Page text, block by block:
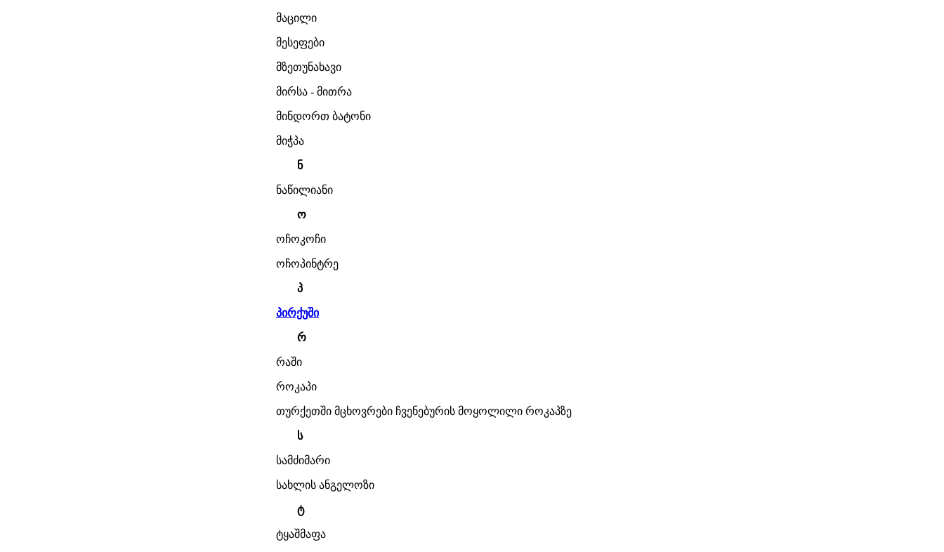
მაცილი
მესეფები
მზეთუნახავი
მირსა - მითრა
მინდორთ ბატონი
მიჭპა
ნ
ნაწილიანი
ო
ოჩოკოჩი
ოჩოპინტრე
პ
პირქუში
რ
რაში
როკაპი
თურქეთში მცხოვრები ჩვენებურის მოყოლილი როკაპზე
ს
სამძიმარი
სახლის ანგელოზი
ტ
ტყაშმაფა